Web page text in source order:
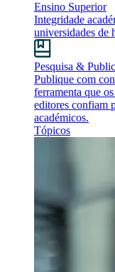
Ensino Superior
Integridade
universidades de
Pesquisa &
Publique com
ferramenta que
editores confiam
académicos.
Tópicos